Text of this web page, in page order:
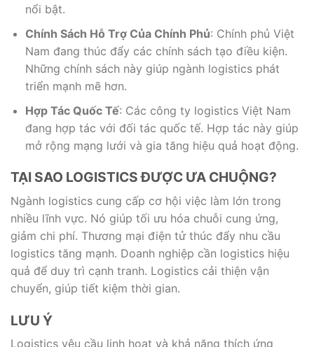
nổi bật.
Chính Sách Hỗ Trợ Của Chính Phủ: Chính phủ Việt
Nam đang thúc đẩy các chính sách tạo điều kiện.
Những chính sách này giúp ngành logistics phát
triển mạnh mẽ hơn.
Hợp Tác Quốc Tế: Các công ty logistics Việt Nam
đang hợp tác với đối tác quốc tế. Hợp tác này giúp
mở rộng mạng lưới và gia tăng hiệu quả hoạt động.
TẠI SAO LOGISTICS ĐƯỢC ƯA CHUỘNG?
Ngành logistics cung cấp cơ hội việc làm lớn trong
nhiều lĩnh vực. Nó giúp tối ưu hóa chuỗi cung ứng,
giảm chi phí. Thương mại điện tử thúc đẩy nhu cầu
logistics tăng mạnh. Doanh nghiệp cần logistics hiệu
quả để duy trì cạnh tranh. Logistics cải thiện vận
chuyển, giúp tiết kiệm thời gian.
LƯU Ý
Logistics yêu cầu linh hoạt và khả năng thích ứng